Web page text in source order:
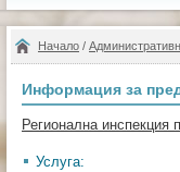
Начало /
Информация за
Регионална инспекция
Услуга: